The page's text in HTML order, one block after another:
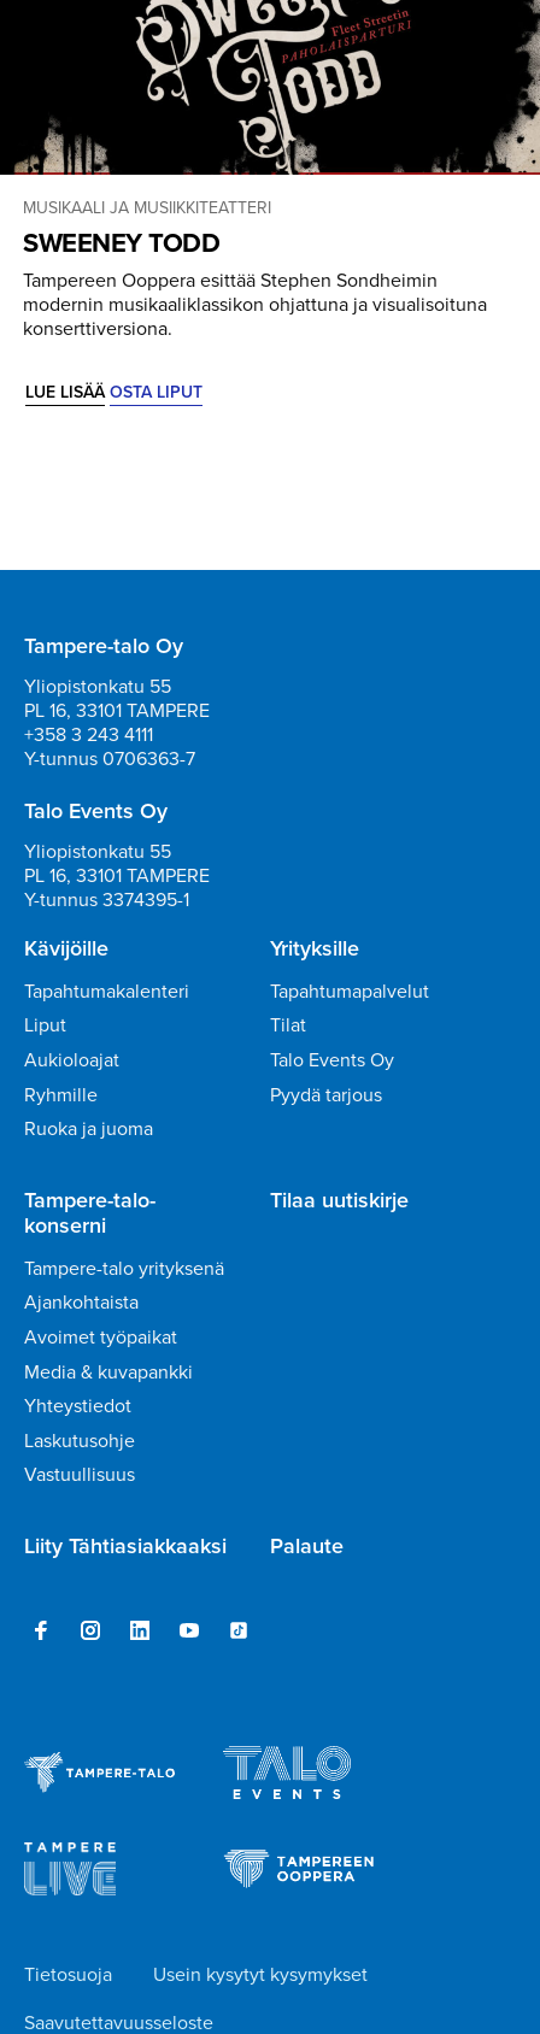
MUSIKAALI JA MUSIIKKITEATTERI
SWEENEY TODD
Tampereen Ooppera esittää Stephen Sondheimin
modernin musikaaliklassikon ohjattuna ja visualisoituna
konserttiversiona.
LUE LISÄÄOSTA LIPUT
Tampere-talo Oy
Yliopistonkatu 55
PL 16, 33101 TAMPERE
+358 3 243 4111
Y-tunnus 0706363-7
Talo Events Oy
Yliopistonkatu 55
PL 16, 33101 TAMPERE
Y-tunnus 3374395-1
Kävijöille
Tapahtumakalenteri
Liput
Aukioloajat
Ryhmille
Ruoka ja juoma
Yrityksille
Tapahtumapalvelut
Tilat
Talo Events Oy
Pyydä tarjous
Tampere-talo-
konserni
Tampere-talo yrityksenä
Ajankohtaista
Avoimet työpaikat
Media & kuvapankki
Yhteystiedot
Laskutusohje
Vastuullisuus
Tilaa uutiskirje
Liity Tähtiasiakkaaksi Palaute
Tietosuoja
Usein kysytyt kysymykset
Saavutettavuusseloste